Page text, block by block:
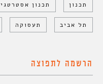
תכנון תכנון אסטרטגי
תל אביב תעסוקה
הרשמה לתפוצה